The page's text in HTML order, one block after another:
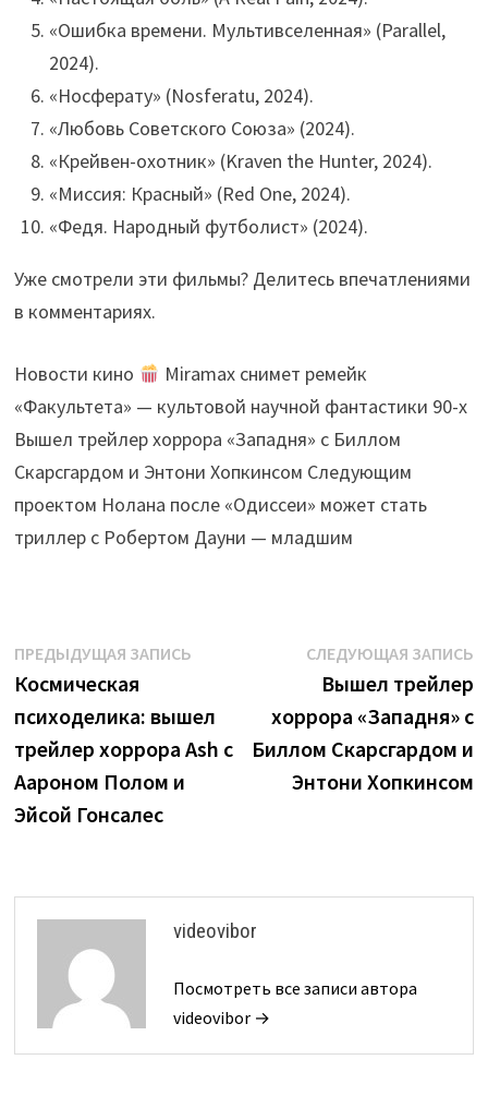
«Ошибка времени. Мультивселенная» (Parallel,
2024).
«Носферату» (Nosferatu, 2024).
«Любовь Советского Союза» (2024).
«Крейвен-охотник» (Kraven the Hunter, 2024).
«Миссия: Красный» (Red One, 2024).
«Федя. Народный футболист» (2024).
Уже смотрели эти фильмы? Делитесь впечатлениями
в комментариях.
Новости кино
Miramax снимет ремейк
«Факультета» — культовой научной фантастики 90-х
Вышел трейлер хоррора «Западня» с Биллом
Скарсгардом и Энтони Хопкинсом Следующим
проектом Нолана после «Одиссеи» может стать
триллер с Робертом Дауни — младшим
Навигация
по
записям
ПРЕДЫДУЩАЯ ЗАПИСЬПредыдущая
Космическая
психоделика: вышел
трейлер хоррора Ash с
Аароном Полом и
Эйсой Гонсалес
СЛЕДУЮЩАЯ ЗАПИСЬ
Вышел трейлер
хоррора «Западня» с
Биллом Скарсгардом и
Энтони Хопкинсом
videovibor
Посмотреть все записи автора
videovibor →